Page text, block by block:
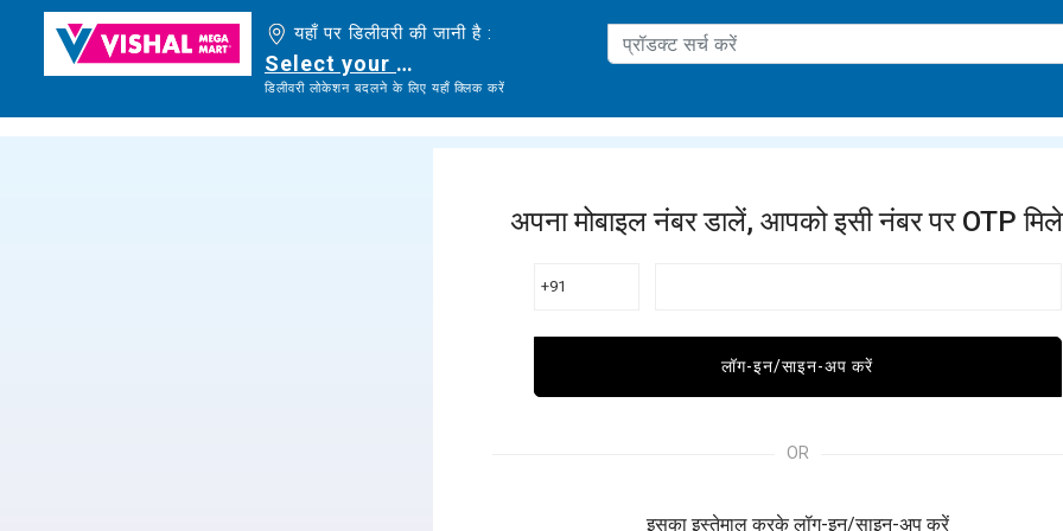
यहाँ पर डिलीवरी की जानी है :
Select your delivery location
डिलीवरी लोकेशन बदलने के लिए यहाँ क्लिक करें
अपना मोबाइल नंबर डालें, आपको इसी नंबर पर OTP
+91
लॉग-इन/साइन-अप करें
OR
इसका इस्तेमाल करके लॉग-इन/साइन-अप करें